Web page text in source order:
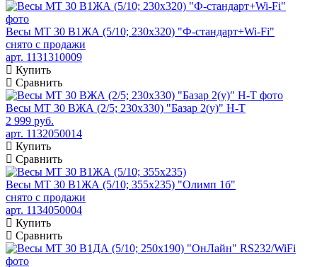
Весы МТ 30 В1ЖА (5/10; 230х320) "Ф-стандарт+Wi-Fi"
снято с продажи
арт. 1131310009
Купить
Сравнить
Весы МТ 30 ВЖА (2/5; 230х330) "Базар 2(у)" Н-Т
2 999 руб.
арт. 1132050014
Купить
Сравнить
Весы МТ 30 В1ЖА (5/10; 355х235) "Олимп 1б"
снято с продажи
арт. 1134050004
Купить
Сравнить